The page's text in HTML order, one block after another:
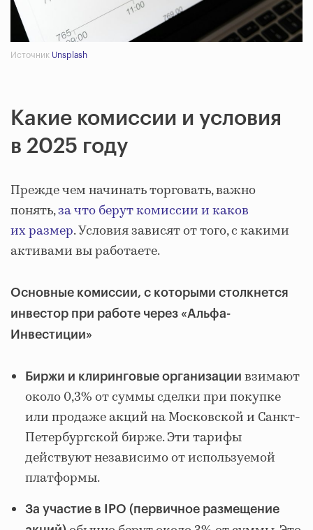
Источник Unsplash
Какие комиссии и условия
в 2025 году
Прежде чем начинать торговать, важно
понять,за что берут комиссии и каков
их размер. Условия зависят от того, с какими
активами вы работаете.
Основные комиссии, с которыми столкнется
инвестор при работе через «Альфа-
Инвестиции»
Биржи и клиринговые организации взимают
около 0,3% от суммы сделки при покупке
или продаже акций на Московской и Санкт-
Петербургской бирже. Эти тарифы
действуют независимо от используемой
платформы.
За участие в IPO (первичное размещение